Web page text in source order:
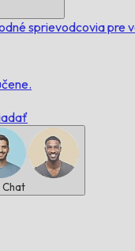
sprievodcovia pre
Chat